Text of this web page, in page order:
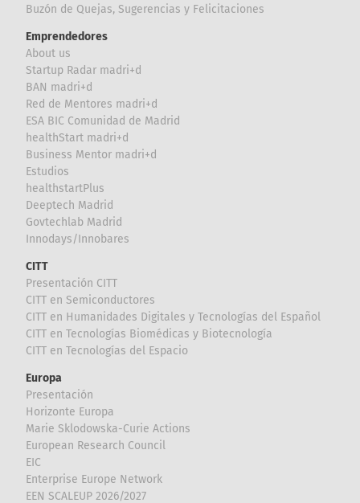
Buzón de Quejas, Sugerencias y Felicitaciones
Emprendedores
About us
Startup Radar madri+d
BAN madri+d
Red de Mentores madri+d
ESA BIC Comunidad de Madrid
healthStart madri+d
Business Mentor madri+d
Estudios
healthstartPlus
Deeptech Madrid
Govtechlab Madrid
Innodays/Innobares
CITT
Presentación CITT
CITT en Semiconductores
CITT en Humanidades Digitales y Tecnologías del Español
CITT en Tecnologías Biomédicas y Biotecnología
CITT en Tecnologías del Espacio
Europa
Presentación
Horizonte Europa
Marie Sklodowska-Curie Actions
European Research Council
EIC
Enterprise Europe Network
EEN SCALEUP 2026/2027